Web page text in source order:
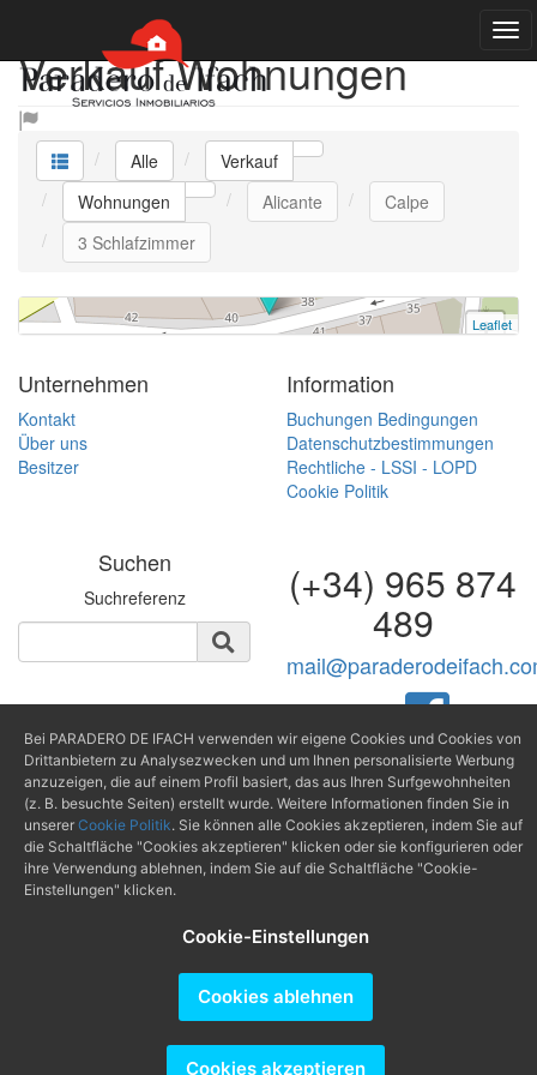
Verkauf Wohnungen
Alle
Verkauf
Wohnungen
Alicante
Calpe
3 Schlafzimmer
Calpe
3 Schlafzimmer | 259.000 €
+
Leaflet
Unternehmen
Kontakt
Über uns
Besitzer
Information
Buchungen Bedingungen
Datenschutzbestimmungen
Rechtliche - LSSI - LOPD
Cookie Politik
Suchen
Suchreferenz (+34) 965 874
489
Producido por
Bei PARADERO DE IFACH verwenden wir eigene Cookies und Cookies von
Drittanbietern zu Analysezwecken und um Ihnen personalisierte Werbung
anzuzeigen, die auf einem Profil basiert, das aus Ihren Surfgewohnheiten
(z. B. besuchte Seiten) erstellt wurde. Weitere Informationen finden Sie in
unserer Cookie Politik. Sie können alle Cookies akzeptieren, indem Sie auf
die Schaltfläche "Cookies akzeptieren" klicken oder sie konfigurieren oder
ihre Verwendung ablehnen, indem Sie auf die Schaltfläche "Cookie-
Einstellungen" klicken.
Cookie-Einstellungen
Cookies ablehnen
Cookies akzeptieren